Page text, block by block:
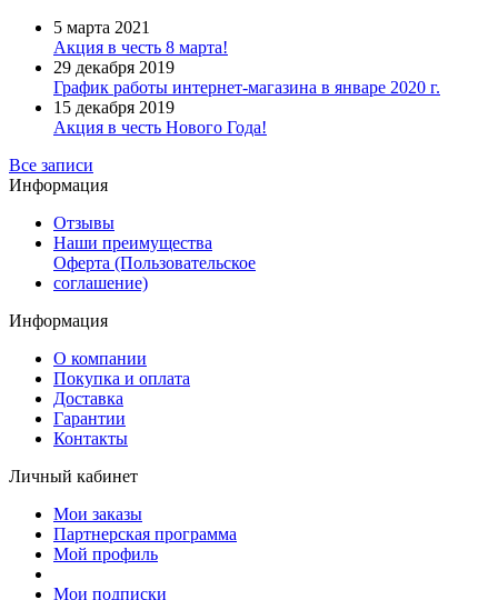
5 марта 2021
Акция в честь 8 марта!
29 декабря 2019
График работы интернет-магазина в январе 2020 г.
15 декабря 2019
Акция в честь Нового Года!
Все записи
Информация
Отзывы
Наши преимущества
Оферта (Пользовательское
соглашение)
Информация
О компании
Покупка и оплата
Доставка
Гарантии
Контакты
Личный кабинет
Мои заказы
Партнерская программа
Мой профиль
Мои подписки